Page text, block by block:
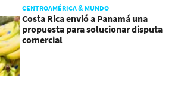
CENTROAMÉRICA & MUNDO
Costa Rica envió a Panamá una
propuesta para solucionar disputa
comercial